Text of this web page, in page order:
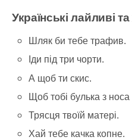
Українські лайливі
Шляк би тебе трафив.
Іди під три чорти.
А щоб ти скис.
Щоб тобі булька з носа
Трясця твоїй матері.
Хай тебе качка копне.